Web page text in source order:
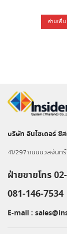
อ่านเพิ่ม
บริษัท อินไซเดอร์ ซิ
41/297 ถนนนวลจันท
ฝ่ายขายโทร
081-146-7534
E-mail :